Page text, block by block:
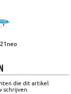
die dit artikel
schrijven.